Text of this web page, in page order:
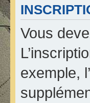
Vous
exemple,